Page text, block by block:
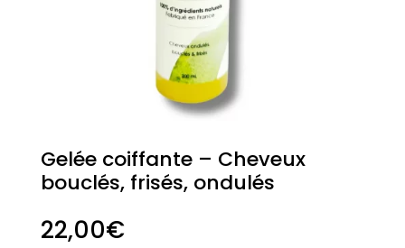
Gelée coiffante – Cheveux
bouclés, frisés, ondulés
22,00€